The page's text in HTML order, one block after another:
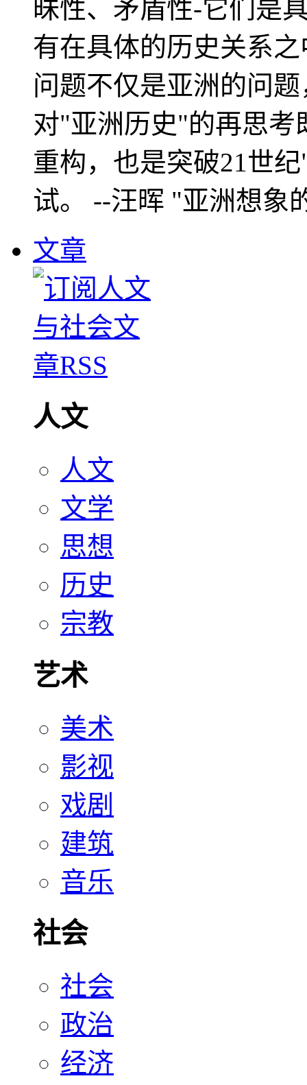
昧性、矛盾性-它们是
有在具体的历史关系
问题不仅是亚洲的问
对"亚洲历史"的再思考
重构，也是突破21世
试。 --汪晖 "亚洲想象
文章
人文
人文
文学
思想
历史
宗教
艺术
美术
影视
戏剧
建筑
音乐
社会
社会
政治
经济